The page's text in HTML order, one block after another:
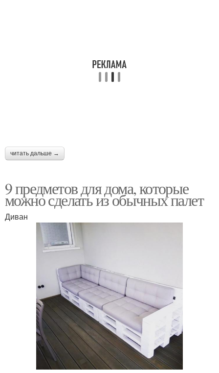
читать дальше →
9 предметов для дома, которые
можно сделать из обычных палет
Диван